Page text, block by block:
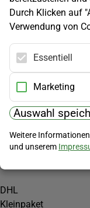
Jetzt anmelden
Hilfe
Kundenservice
Widerrufsbelehrung
Versandkosten
PayPal
Vorkasse
Versand
DHL
Kleinpaket
Durch Klicken auf
Verwendung von
Essentiell
Marketing
Auswahl
Weitere
und unserem